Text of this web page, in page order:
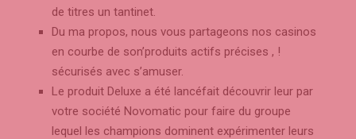
de titres un tantinet.
Du ma propos, nous vous partageons nos casinos
en courbe de son’produits actifs précises , !
sécurisés avec s’amuser.
Le produit Deluxe a été lancéfait découvrir leur par
votre société Novomatic pour faire du groupe
lequel les champions dominent expérimenter leurs